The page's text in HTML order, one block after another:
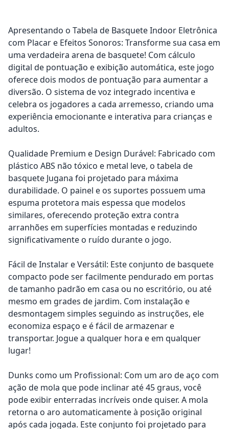
Apresentando o Tabela de Basquete Indoor Eletrônica
com Placar e Efeitos Sonoros: Transforme sua casa em
uma verdadeira arena de basquete! Com cálculo
digital de pontuação e exibição automática, este jogo
oferece dois modos de pontuação para aumentar a
diversão. O sistema de voz integrado incentiva e
celebra os jogadores a cada arremesso, criando uma
experiência emocionante e interativa para crianças e
adultos.
Qualidade Premium e Design Durável: Fabricado com
plástico ABS não tóxico e metal leve, o tabela de
basquete Jugana foi projetado para máxima
durabilidade. O painel e os suportes possuem uma
espuma protetora mais espessa que modelos
similares, oferecendo proteção extra contra
arranhões em superfícies montadas e reduzindo
significativamente o ruído durante o jogo.
Fácil de Instalar e Versátil: Este conjunto de basquete
compacto pode ser facilmente pendurado em portas
de tamanho padrão em casa ou no escritório, ou até
mesmo em grades de jardim. Com instalação e
desmontagem simples seguindo as instruções, ele
economiza espaço e é fácil de armazenar e
transportar. Jogue a qualquer hora e em qualquer
lugar!
Dunks como um Profissional: Com um aro de aço com
ação de mola que pode inclinar até 45 graus, você
pode exibir enterradas incríveis onde quiser. A mola
retorna o aro automaticamente à posição original
após cada jogada. Este conjunto foi projetado para